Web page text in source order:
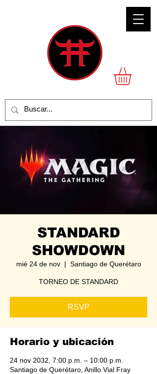
STANDARD
SHOWDOWN
mié 24 de nov
  |
Santiago de Querétaro
TORNEO DE STANDARD
RSVP
Horario y ubicación
24 nov 2032, 7:00 p.m. – 10:00 p.m.
Santiago de Querétaro, Anillo Vial Fray